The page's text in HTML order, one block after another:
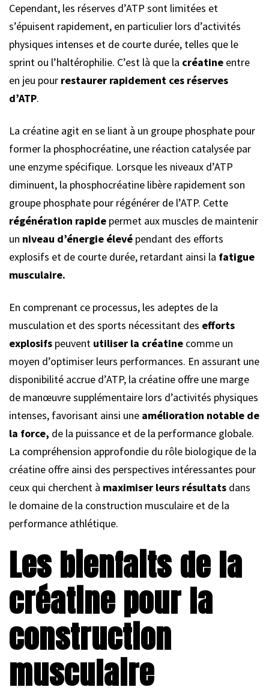
Cependant, les réserves d’ATP sont limitées et
s’épuisent rapidement, en particulier lors d’activités
physiques intenses et de courte durée, telles que le
sprint ou l’haltérophilie. C’est là que la créatine entre
en jeu pour restaurer rapidement ces réserves
d’ATP.
La créatine agit en se liant à un groupe phosphate pour
former la phosphocréatine, une réaction catalysée par
une enzyme spécifique. Lorsque les niveaux d’ATP
diminuent, la phosphocréatine libère rapidement son
groupe phosphate pour régénérer de l’ATP. Cette
régénération rapide permet aux muscles de maintenir
un niveau d’énergie élevé pendant des efforts
explosifs et de courte durée, retardant ainsi la fatigue
musculaire.
En comprenant ce processus, les adeptes de la
musculation et des sports nécessitant des efforts
explosifs peuvent utiliser la créatine comme un
moyen d’optimiser leurs performances. En assurant une
disponibilité accrue d’ATP, la créatine offre une marge
de manœuvre supplémentaire lors d’activités physiques
intenses, favorisant ainsi une amélioration notable de
la force, de la puissance et de la performance globale.
La compréhension approfondie du rôle biologique de la
créatine offre ainsi des perspectives intéressantes pour
ceux qui cherchent à maximiser leurs résultats dans
le domaine de la construction musculaire et de la
performance athlétique.
Les bienfaits de la
créatine pour la
construction
musculaire